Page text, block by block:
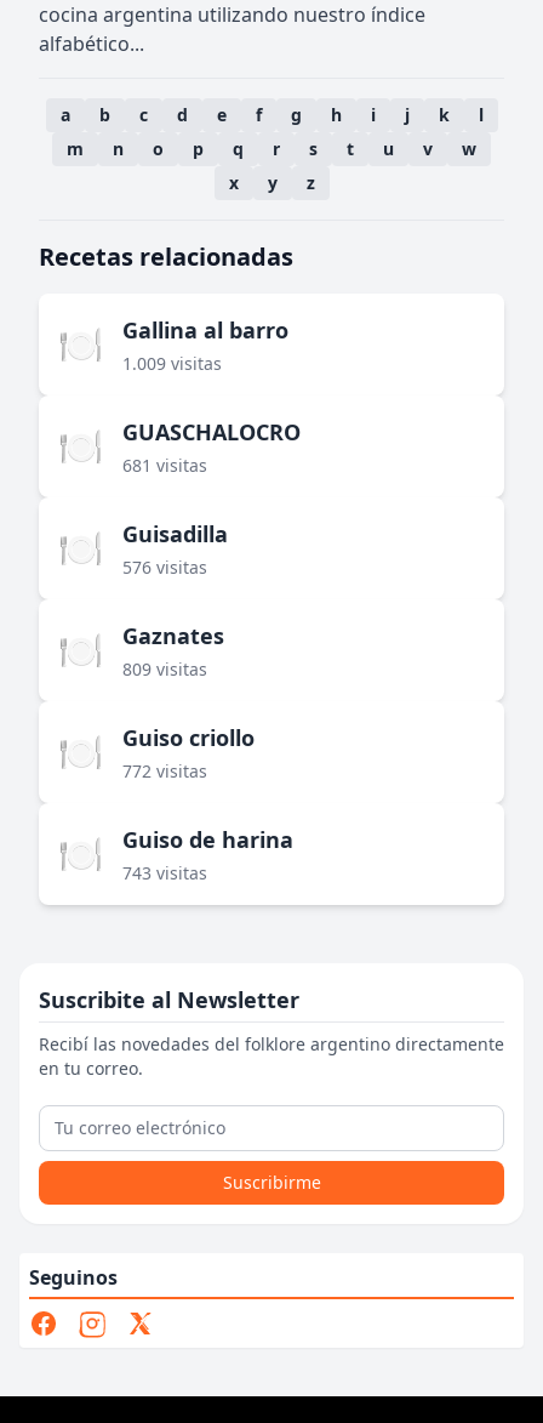
cocina argentina utilizando nuestro índice
alfabético...
a b c d e f g h i j k
l
m
n o p q r s t u v
w
x
y z
Recetas relacionadas
🍽️ Gallina al barro
1.009 visitas
🍽️ GUASCHALOCRO
681 visitas
🍽️ Guisadilla
576 visitas
🍽️ Gaznates
809 visitas
🍽️ Guiso criollo
772 visitas
🍽️ Guiso de harina
743 visitas
Suscribite al Newsletter
Recibí las novedades del folklore argentino directamente
en tu correo.
Suscribirme
Seguinos